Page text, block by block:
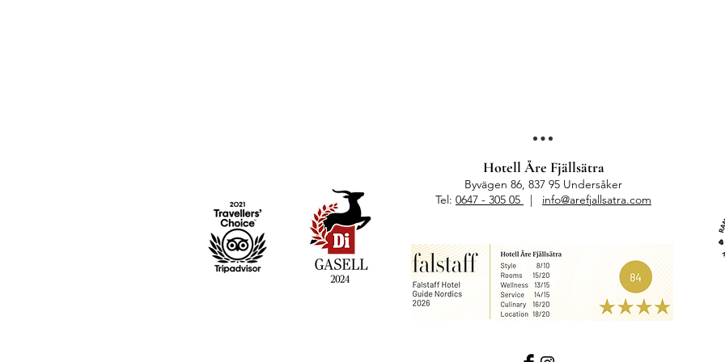
Hotell Åre Fjällsätra
Byvägen 86, 837 95 Undersåker
Tel: 0647 - 305 05 | info@arefjallsatra.com